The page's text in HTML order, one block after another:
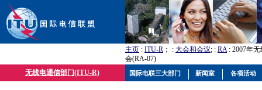
主页 : ITU-R ； : 大会和会议; : RA: 2007年
会(RA-07)
无线电通信部门(ITU-R)
国际电联三大部门 新闻室 各项活动